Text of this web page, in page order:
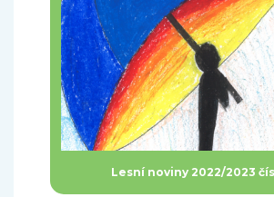
Lesní noviny 2022/2023